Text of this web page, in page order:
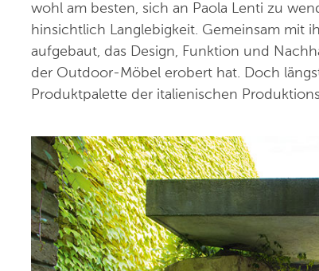
wohl am besten, sich an Paola Lenti zu
hinsichtlich Langlebigkeit. Gemeinsam mit
aufgebaut, das Design, Funktion und
der Outdoor-Möbel erobert hat. Doch
Produktpalette der italienischen